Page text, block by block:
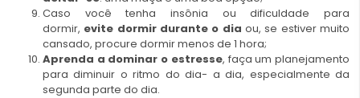
Caso você tenha insônia ou dificuldade para
dormir, evite dormir durante o diaou, se estiver muito
cansado, procure dormir menos de 1 hora;
Aprenda a dominar o estresse, faça um planejamento
para diminuir o ritmo do dia- a dia, especialmente da
segunda parte do dia.